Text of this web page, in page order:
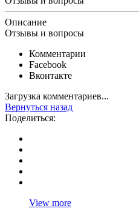
Описание
Отзывы и вопросы
Комментарии
Facebook
Вконтакте
Загрузка комментариев...
Вернуться назад
Поделиться:
View more